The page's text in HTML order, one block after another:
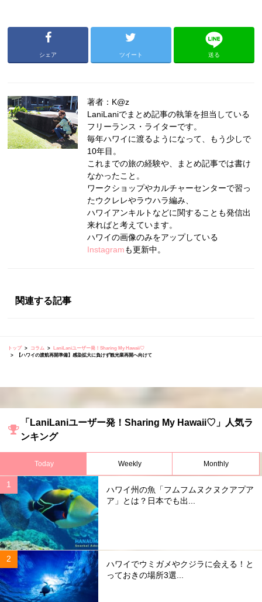
シェア ツイート 送る
著者：K@z
LaniLaniでまとめ記事の執筆を担当している
フリーランス・ライターです。
毎年ハワイに渡るようになって、もう少しで
10年目。
これまでの旅の経験や、まとめ記事では書け
なかったこと。
ワークショップやカルチャーセンターで習っ
たウクレレやラウハラ編み、
ハワイアンキルトなどに関することも発信出
来ればと考えています。
ハワイの画像のみをアップしている
Instagramも更新中。
関連する記事
トップ コラム
LaniLaniユーザー発！Sharing My Hawaii♡
【ハワイの渡航再開準備】感染拡大に負けず観光業再開へ向けて
「LaniLaniユーザー発！Sharing My Hawaii♡」人気ラ
ンキング
Today Weekly Monthly
ハワイ州の魚「フムフムヌクヌクアプア
ア」とは？日本でも出...
ハワイでウミガメやクジラに会える！と
っておきの場所3選...